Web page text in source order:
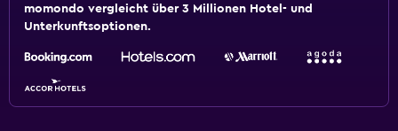
momondo vergleicht über 3 Millionen Hotel- und
Unterkunftsoptionen.